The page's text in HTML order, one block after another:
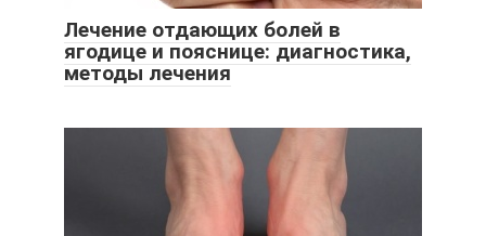
Лечение отдающих болей в
ягодице и пояснице: диагностика,
методы лечения